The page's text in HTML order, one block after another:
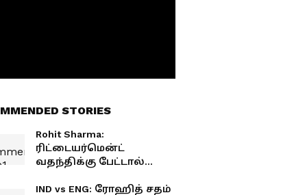
STORIES
Rohit Sharma:
ரிட்டையர்மென்ட்
வதந்திக்கு பேட்டால்
வரலாற்று சதம் அடித்த
IND vs ENG: ரோஹித் சதம்